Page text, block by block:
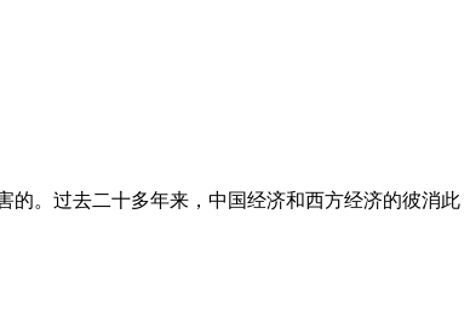
的。过去二十多年来，中国经济和西方经济的彼消此